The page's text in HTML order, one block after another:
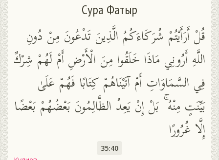
Сура Фатыр
قُلْ أَرَأَيْتُمْ شُرَكَاءَكُمُ الَّذِينَ تَدْعُونَ مِنْ دُونِ
اللَّهِ أَرُونِي مَاذَا خَلَقُوا مِنَ الْأَرْضِ أَمْ لَهُمْ شِرْكٌ
فِي السَّمَاوَاتِ أَمْ آتَيْنَاهُمْ كِتَابًا فَهُمْ عَلَىٰ
بَيِّنَتٍ مِنْهُ ۚ بَلْ إِنْ يَعِدُ الظَّالِمُونَ بَعْضُهُمْ بَعْضًا
إِلَّا غُرُورًا
35:40